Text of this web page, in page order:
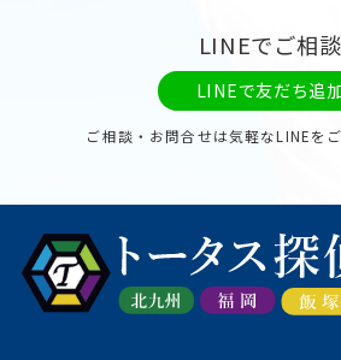
LINEでご相談
LINEで友だち追
ご相談・お問合せは気軽なLINEを